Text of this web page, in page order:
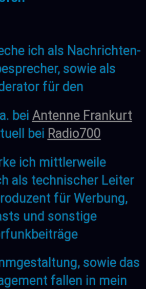
ich als Nachrichten-
sowie als
für den
bei Antenne Frankurt
bei Radio700
ich mittlerweile
als technischer Leiter
für Werbung,
und sonstige
sowie das
fallen in mein